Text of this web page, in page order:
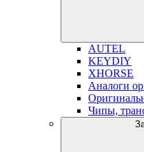
AUTEL
KEYDIY
XHORSE
Аналоги
Чипы,